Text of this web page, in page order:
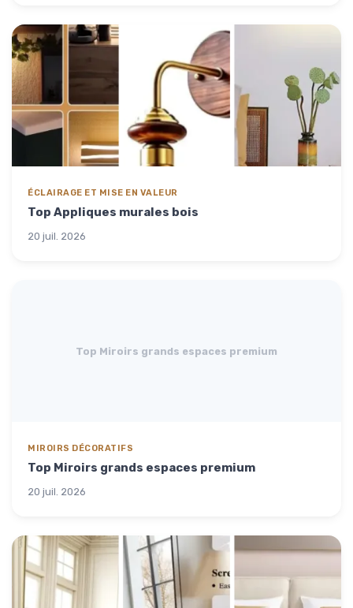
ÉCLAIRAGE ET MISE EN VALEUR
Top Appliques murales bois
20 juil. 2026
Top Miroirs grands espaces premium
MIROIRS DÉCORATIFS
Top Miroirs grands espaces premium
20 juil. 2026